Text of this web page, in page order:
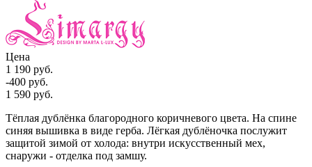
Цена
1 190 руб.
-400 руб.
1 590 руб.
Тёплая дублёнка благородного коричневого цвета. На спине
синяя вышивка в виде герба. Лёгкая дублёночка послужит
защитой зимой от холода: внутри искусственный мех,
снаружи - отделка под замшу.